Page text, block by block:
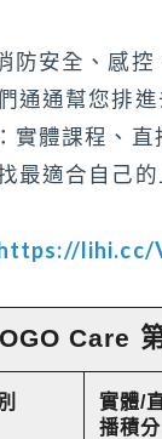
防安全、感控
通通幫您排進
實體課程、直
最適合自己的
lihi.cc/
Care
實體/
播積分